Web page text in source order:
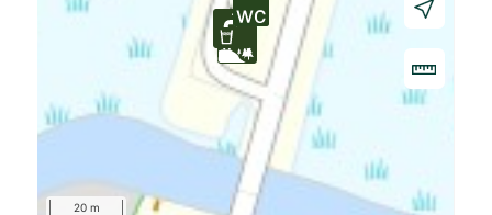
20 m